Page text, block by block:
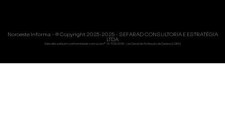
Noroeste Informa - © Copyright 2023-2025 - SEFARAD CONSULTORIA E ESTRATÉGIA
LTDA
Este site está em conformidade com a Lei nº 13.709/2018 - Lei Geral de Proteção de Dados (LGPD)